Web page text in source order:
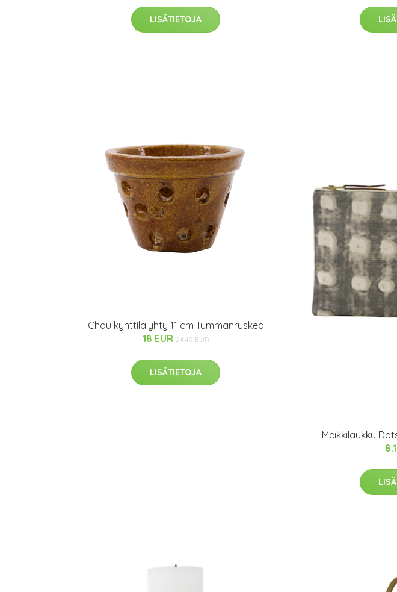
LISÄTIETOJA
Chau kynttilälyhty 11 cm Tummanruskea
18 EUR 24.49 EUR
LISÄTIETOJA
Meikkilaukku